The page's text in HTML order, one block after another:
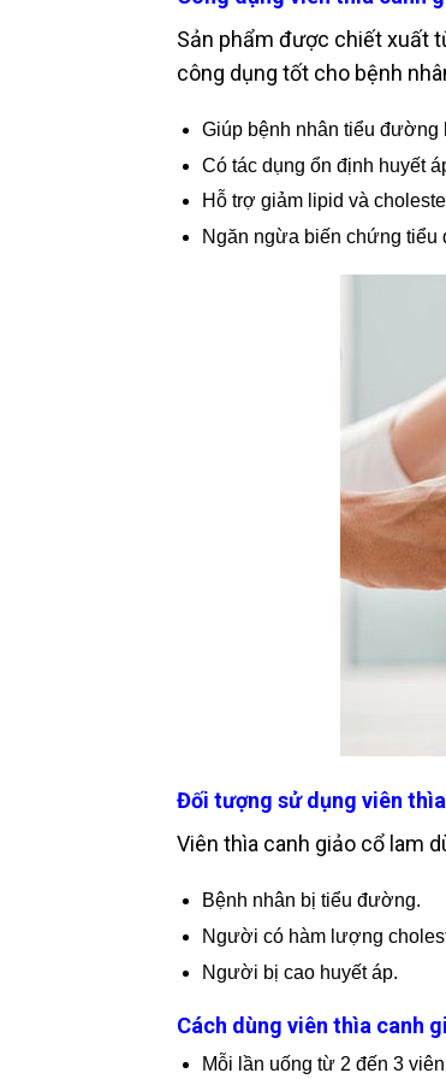
Sản phẩm được chiết xuất
công dụng tốt cho bệnh
Giúp bệnh nhân tiểu
Có tác dụng ổn định huyết
Hỗ trợ giảm lipid và
Ngăn ngừa biến chứng tiểu
Đối tượng sử dụng viên
Viên thìa canh giảo cổ lam
Bệnh nhân bị tiểu đường.
Người có hàm lượng
Người bị cao huyết áp.
Cách dùng viên thìa canh
Mỗi lần uống từ 2 đến 3